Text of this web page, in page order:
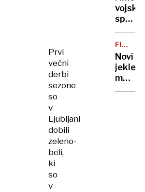
Prvi
večni
derbi
sezone
so
v
Ljubljani
dobili
zeleno-
beli,
ki
so
v
vojska
po
nebu
Novi
jekleni
mož
prihaja